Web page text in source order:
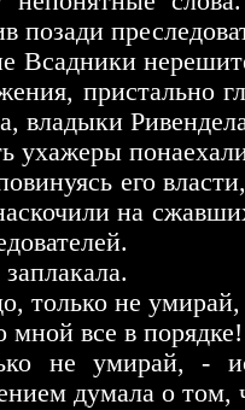
позади
Всадники
пристально
владыки
ухажеры
его
на
только не
мной все в
не умирай, -
думала о том,